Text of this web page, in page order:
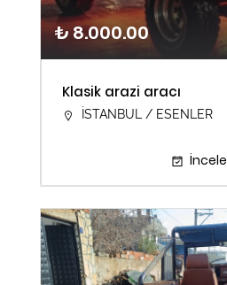
₺ 8.000.00
Klasik arazi aracı
İSTANBUL / ESENLER
İncele